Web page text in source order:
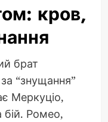
кров,
брат
“знущання”
Меркуціо,
бій. Ромео,